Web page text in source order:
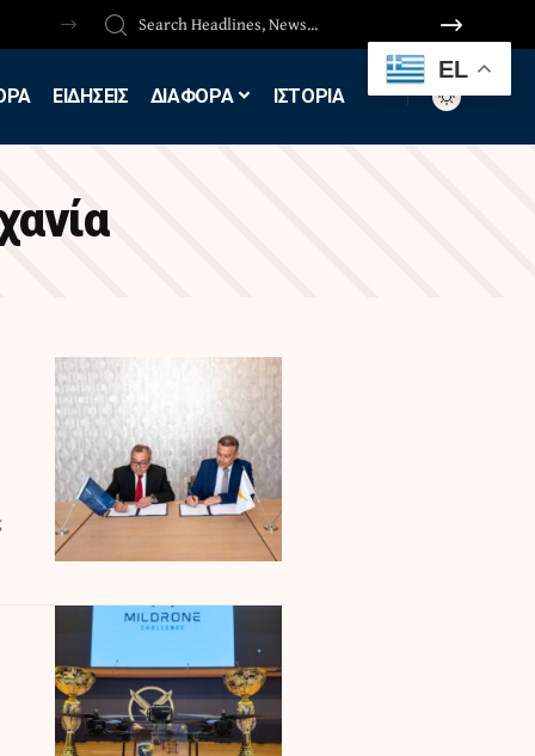
ΕΙΔΗΣΕΙΣ ΔΙΑΦΟΡΑ ΙΣΤΟΡΙΑ
EL